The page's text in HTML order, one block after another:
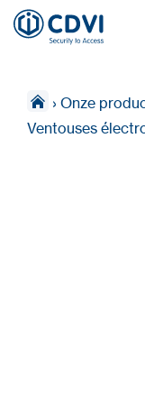
› Onze
Ventouses